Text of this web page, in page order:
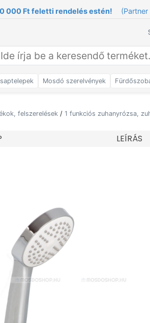
000 Ft feletti rendelés estén!
Mosdó szerelvények
felszerelések / 1 funkciós zuhanyrózsa,
LEÍRÁS